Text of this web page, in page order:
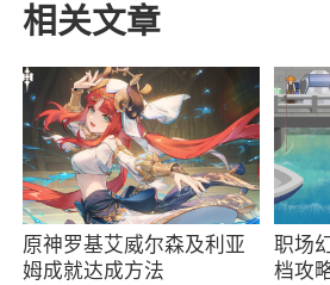
5、游戏中的机体种类众
各样的机体操作和战斗风格
6、改装系统：可对机体
升性能与外观
小编评价
相关文章
原神罗基艾威尔森及利亚
姆成就达成方法
职场
档攻